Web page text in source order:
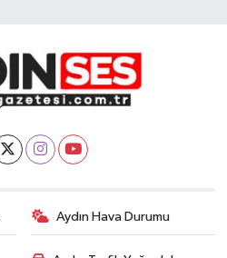
Aydın Hava Durumu